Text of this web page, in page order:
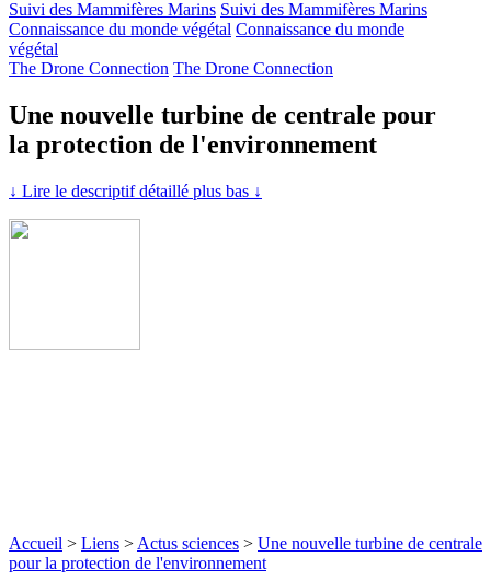
Suivi des Mammifères Marins Suivi des Mammifères Marins
Connaissance du monde végétal Connaissance du monde
végétal
The Drone Connection The Drone Connection
Une nouvelle turbine de centrale pour
la protection de l'environnement
↓ Lire le descriptif détaillé plus bas ↓
Accueil > Liens > Actus sciences > Une nouvelle turbine de centrale
pour la protection de l'environnement